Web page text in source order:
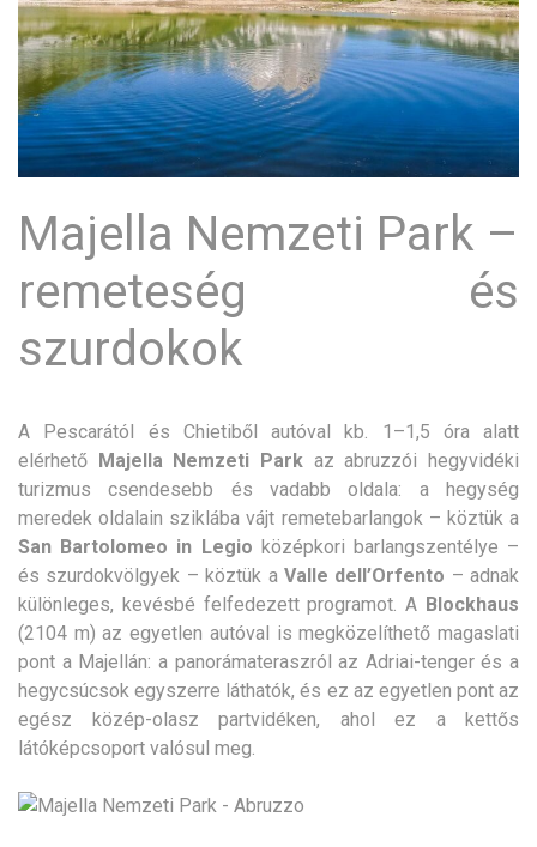
Majella Nemzeti Park –
remeteség és
szurdokok
A Pescarától és Chietiből autóval kb. 1–1,5 óra alatt
elérhető
Majella Nemzeti Park az abruzzói hegyvidéki
turizmus csendesebb és vadabb oldala: a hegység
meredek oldalain sziklába vájt remetebarlangok – köztük a
San Bartolomeo in Legio középkori barlangszentélye –
és szurdokvölgyek – köztük a Valle dell’Orfento – adnak
különleges, kevésbé felfedezett programot. A Blockhaus
(2104 m) az egyetlen autóval is megközelíthető magaslati
pont a Majellán: a panorámateraszról az Adriai-tenger és a
hegycsúcsok egyszerre láthatók, és ez az egyetlen pont az
egész közép-olasz partvidéken, ahol ez a kettős
látóképcsoport valósul meg.